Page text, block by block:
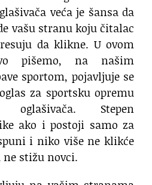
veća je šansa da
vašu stranu koju čitalac
da klikne. U ovom
pišemo, na našim
sportom, pojavljuje se
za sportsku opremu
oglašivača. Stepen
ako i postoji samo za
i niko više ne klikće
ne stižu novci.